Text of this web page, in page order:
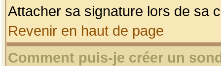
Attacher sa signature lors de sa
Revenir en haut de page
Comment puis-je créer un